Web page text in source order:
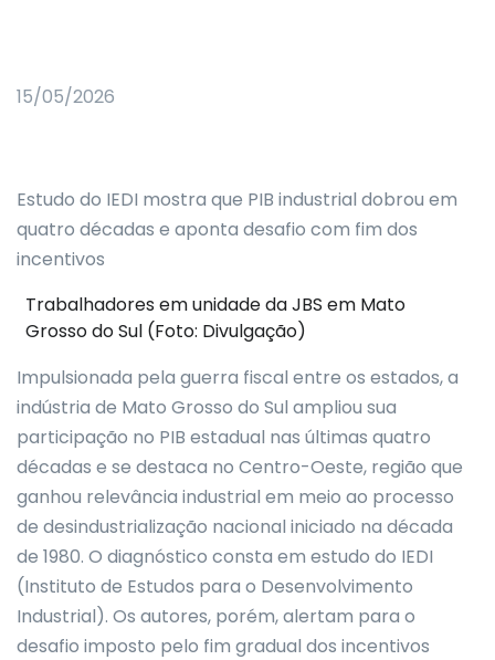
15/05/2026
Estudo do IEDI mostra que PIB industrial dobrou em
quatro décadas e aponta desafio com fim dos
incentivos
Trabalhadores em unidade da JBS em Mato
Grosso do Sul (Foto: Divulgação)
Impulsionada pela guerra fiscal entre os estados, a
indústria de Mato Grosso do Sul ampliou sua
participação no PIB estadual nas últimas quatro
décadas e se destaca no Centro-Oeste, região que
ganhou relevância industrial em meio ao processo
de desindustrialização nacional iniciado na década
de 1980. O diagnóstico consta em estudo do IEDI
(Instituto de Estudos para o Desenvolvimento
Industrial). Os autores, porém, alertam para o
desafio imposto pelo fim gradual dos incentivos